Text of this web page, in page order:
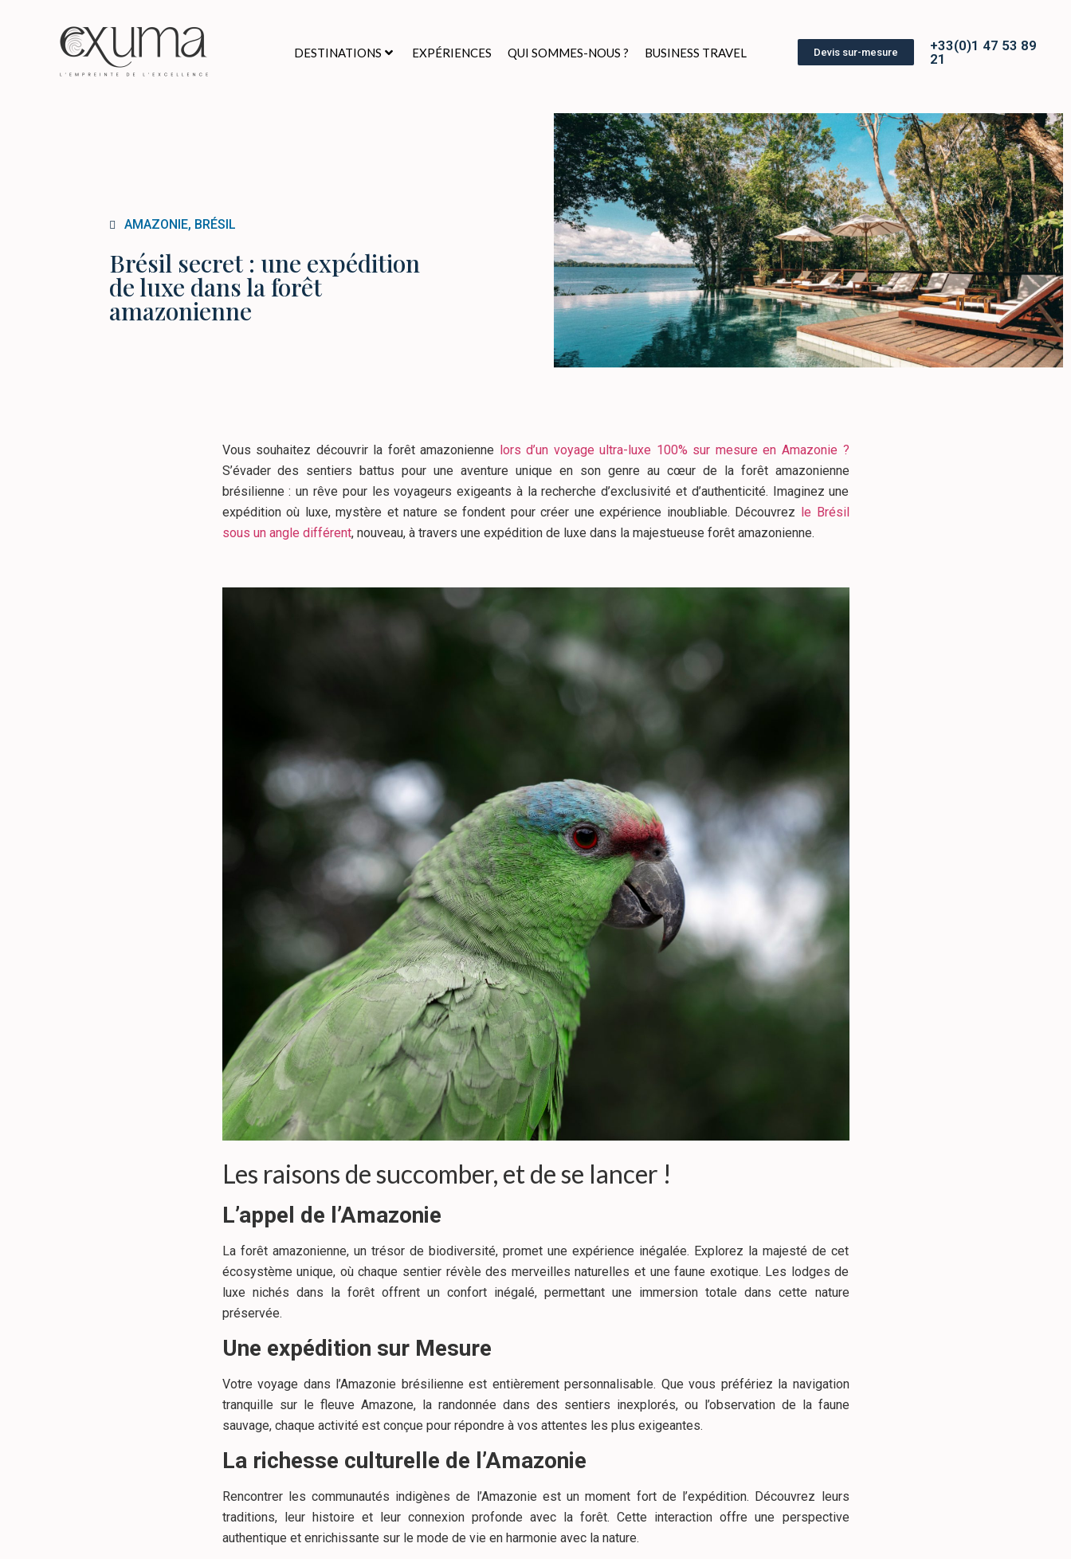
DESTINATIONS EXPÉRIENCES QUI SOMMES-NOUS ? BUSINESS TRAVEL Devis sur-mesure
+33(0)1 47 53 89
21
AMAZONIE, BRÉSIL
Brésil secret : une expédition
de luxe dans la forêt
amazonienne
Vous souhaitez découvrir la forêt amazonienne lors d’un voyage ultra-luxe 100% sur mesure en Amazonie ?
S’évader des sentiers battus pour une aventure unique en son genre au cœur de la forêt amazonienne
brésilienne : un rêve pour les voyageurs exigeants à la recherche d’exclusivité et d’authenticité. Imaginez une
expédition où luxe, mystère et nature se fondent pour créer une expérience inoubliable. Découvrez
le Brésil
sous un angle différent, nouveau, à travers une expédition de luxe dans la majestueuse forêt amazonienne.
Les raisons de succomber, et de se lancer !
L’appel de l’Amazonie
La forêt amazonienne, un trésor de biodiversité, promet une expérience inégalée. Explorez la majesté de cet
écosystème unique, où chaque sentier révèle des merveilles naturelles et une faune exotique. Les lodges de
luxe nichés dans la forêt offrent un confort inégalé, permettant une immersion totale dans cette nature
préservée.
Une expédition sur Mesure
Votre voyage dans l’Amazonie brésilienne est entièrement personnalisable. Que vous préfériez la navigation
tranquille sur le fleuve Amazone, la randonnée dans des sentiers inexplorés, ou l’observation de la faune
sauvage, chaque activité est conçue pour répondre à vos attentes les plus exigeantes.
La richesse culturelle de l’Amazonie
Rencontrer les communautés indigènes de l’Amazonie est un moment fort de l’expédition. Découvrez leurs
traditions, leur histoire et leur connexion profonde avec la forêt. Cette interaction offre une perspective
authentique et enrichissante sur le mode de vie en harmonie avec la nature.